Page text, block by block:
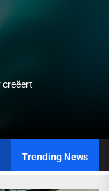
creëert
Trending News